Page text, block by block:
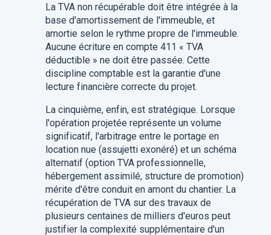
La TVA non récupérable doit être intégrée à la
base d'amortissement de l'immeuble, et
amortie selon le rythme propre de l'immeuble.
Aucune écriture en compte 411 « TVA
déductible » ne doit être passée. Cette
discipline comptable est la garantie d'une
lecture financière correcte du projet.
La cinquième, enfin, est stratégique. Lorsque
l'opération projetée représente un volume
significatif, l'arbitrage entre le portage en
location nue (assujetti exonéré) et un schéma
alternatif (option TVA professionnelle,
hébergement assimilé, structure de promotion)
mérite d'être conduit en amont du chantier. La
récupération de TVA sur des travaux de
plusieurs centaines de milliers d'euros peut
justifier la complexité supplémentaire d'un